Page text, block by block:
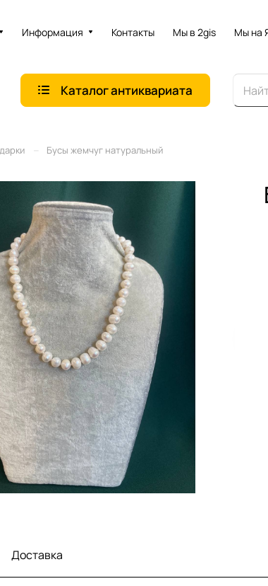
Информация Контакты Мы в 2gis Мы на
Каталог антиквариата
Бусы жемчуг натуральный
Доставка